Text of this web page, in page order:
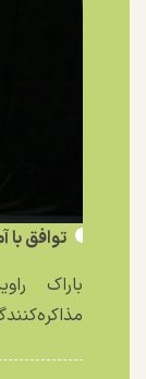
توافق با
باراک